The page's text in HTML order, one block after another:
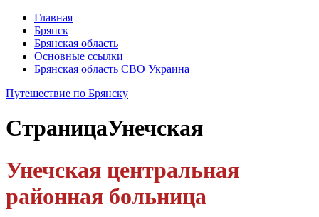
Главная
Брянск
Брянская область
Основные ссылки
Брянская область СВО Украина
Путешествие по Брянску
СтраницаУнечская
Унечская центральная
районная больница